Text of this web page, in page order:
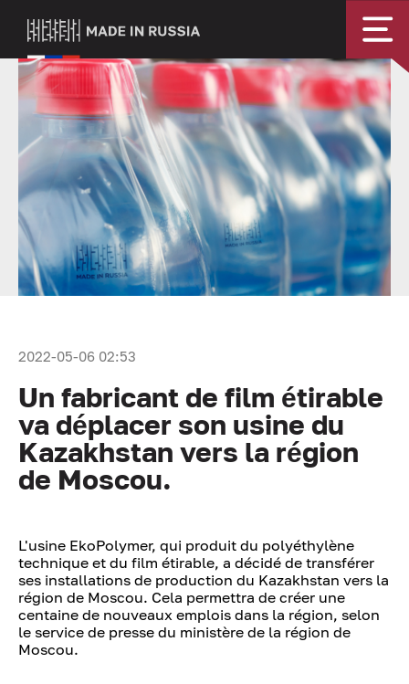
2022-05-06 02:53
Un fabricant de film étirable
va déplacer son usine du
Kazakhstan vers la région
de Moscou.
L'usine EkoPolymer, qui produit du polyéthylène
technique et du film étirable, a décidé de transférer
ses installations de production du Kazakhstan vers la
région de Moscou. Cela permettra de créer une
centaine de nouveaux emplois dans la région, selon
le service de presse du ministère de la région de
Moscou.